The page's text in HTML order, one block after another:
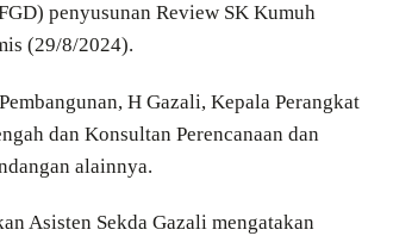
penyusunan Review SK Kumuh
(29/8/2024).
H Gazali, Kepala Perangkat
dan Konsultan Perencanaan dan
alainnya.
Asisten Sekda Gazali mengatakan